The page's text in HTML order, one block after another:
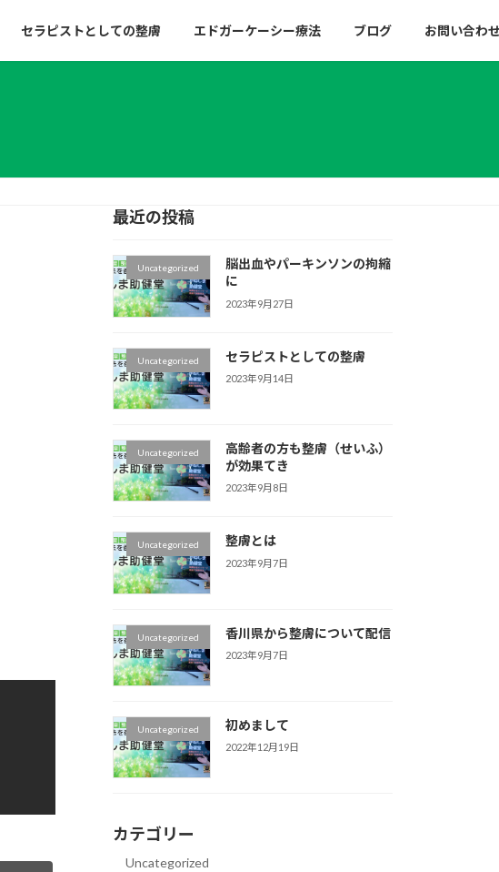
セラピストとしての整膚 エドガーケーシー療法 ブログ お問い合わ
最近の投稿
Uncategorized
脳出血やパーキンソンの拘縮
に
2023年9月27日
Uncategorized セラピストとしての整膚
2023年9月14日
Uncategorized
高齢者の方も整膚（せいふ）
が効果てき
2023年9月8日
Uncategorized 整膚とは
2023年9月7日
Uncategorized 香川県から整膚について配信
2023年9月7日
Uncategorized 初めまして
2022年12月19日
カテゴリー
Uncategorized